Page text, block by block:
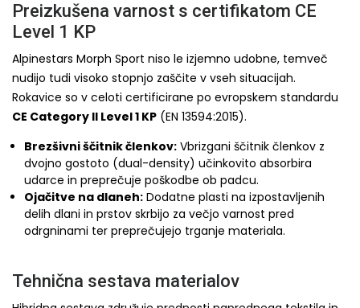
Preizkušena varnost s certifikatom CE
Level 1 KP
Alpinestars Morph Sport niso le izjemno udobne, temveč
nudijo tudi visoko stopnjo zaščite v vseh situacijah.
Rokavice so v celoti certificirane po evropskem standardu
CE Category II Level 1 KP (EN 13594:2015).
Brezšivni ščitnik členkov: Vbrizgani ščitnik členkov z
dvojno gostoto (dual-density) učinkovito absorbira
udarce in preprečuje poškodbe ob padcu.
Ojačitve na dlaneh: Dodatne plasti na izpostavljenih
delih dlani in prstov skrbijo za večjo varnost pred
odrgninami ter preprečujejo trganje materiala.
Tehnična sestava materialov